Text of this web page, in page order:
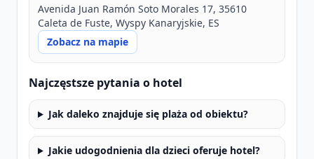
Avenida Juan Ramón Soto Morales 17, 35610
Caleta de Fuste, Wyspy Kanaryjskie, ES
Zobacz na mapie
Najczęstsze pytania o hotel
Jak daleko znajduje się plaża od obiektu?
Jakie udogodnienia dla dzieci oferuje hotel?